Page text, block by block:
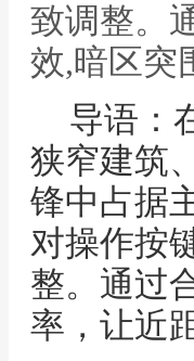
致调整。
效,暗区突
导语：
狭窄建筑
锋中占据
对操作按
整。通过
率，让近